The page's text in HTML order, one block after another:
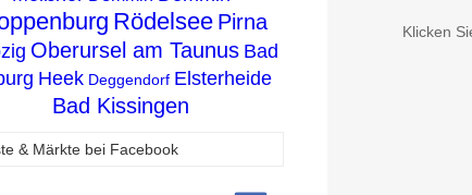
Klicken
Rödelsee Pirna
Oberursel am Taunus Bad
Heek Deggendorf Elsterheide
Bad Kissingen
& Märkte bei Facebook